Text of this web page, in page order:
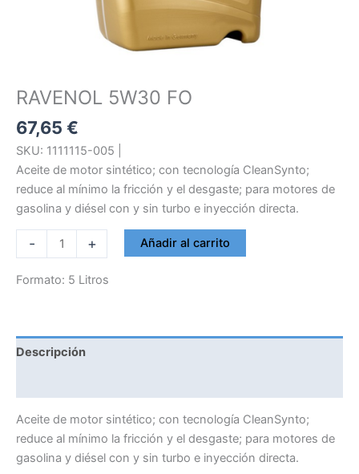
RAVENOL 5W30 FO
67,65 €
SKU: 1111115-005 |
Aceite de motor sintético; con tecnología CleanSynto;
reduce al mínimo la fricción y el desgaste; para motores de
gasolina y diésel con y sin turbo e inyección directa.
-
RAVENOL
5W30
FO
+ Añadir al carrito
Formato: 5 Litros
Descripción
Aceite de motor sintético; con tecnología CleanSynto;
reduce al mínimo la fricción y el desgaste; para motores de
gasolina y diésel con y sin turbo e inyección directa.